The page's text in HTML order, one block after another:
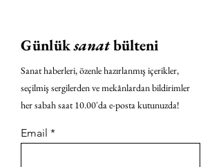
Günlüksanatbülteni
Sanat haberleri, özenle hazırlanmış içerikler,
seçilmiş sergilerden ve mekânlardan bildirimler
her sabah saat 10.00'da e-posta kutunuzda!
Email